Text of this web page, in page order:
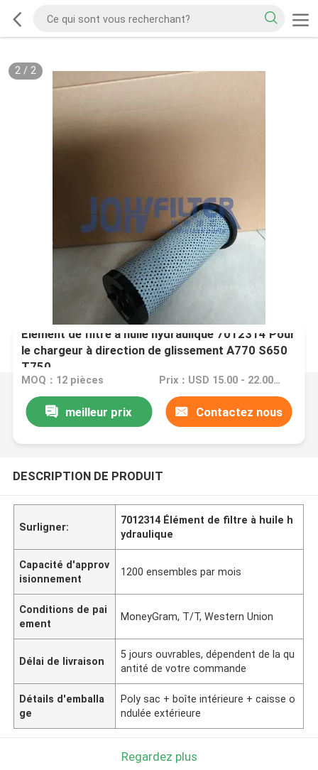
2/ 2
Élément de filtre à huile hydraulique 7012314 Pour
le chargeur à direction de glissement A770 S650
T750
MOQ：12 pièces Prix：USD 15.00 - 22.00 one piece
meilleur prix Contactez nous
DESCRIPTION DE PRODUIT
Surligner:
7012314 Élément de filtre à huile h
ydraulique
Capacité d'approv
isionnement
1200 ensembles par mois
Conditions de pai
ement
MoneyGram, T/T, Western Union
Délai de livraison
5 jours ouvrables, dépendent de la qu
antité de votre commande
Détails d'emballa
ge
Poly sac + boîte intérieure + caisse o
ndulée extérieure
Regardez plus